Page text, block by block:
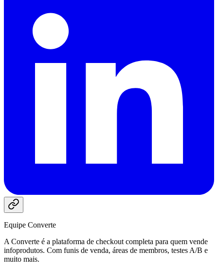
Equipe Converte
A Converte é a plataforma de checkout completa para quem vende
infoprodutos. Com funis de venda, áreas de membros, testes A/B e
muito mais.